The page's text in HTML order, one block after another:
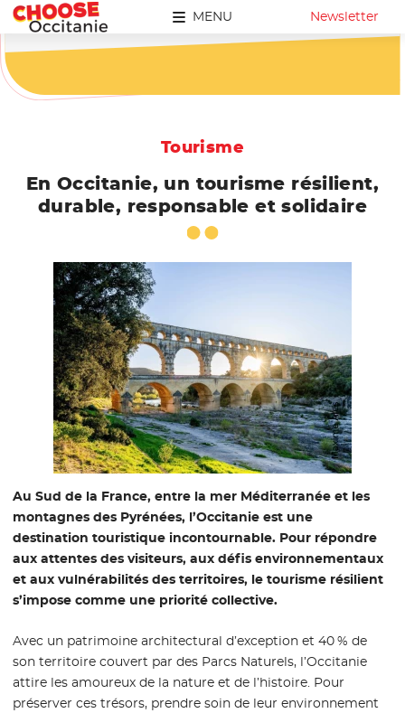
MENU Newsletter
Tourisme
En Occitanie, un tourisme résilient,
durable, responsable et solidaire
Au Sud de la France, entre la mer Méditerranée et les
montagnes des Pyrénées, l’Occitanie est une
destination touristique incontournable. Pour répondre
aux attentes des visiteurs, aux défis environnementaux
et aux vulnérabilités des territoires, le tourisme résilient
s’impose comme une priorité collective.
Avec un patrimoine architectural d’exception et 40 % de
son territoire couvert par des Parcs Naturels, l’Occitanie
attire les amoureux de la nature et de l’histoire. Pour
préserver ces trésors, prendre soin de leur environnement